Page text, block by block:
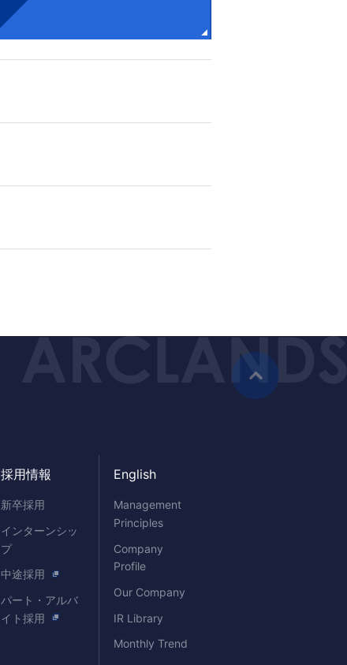
採用情報
新卒採用
インターンシッ
プ
中途採用
パート・アルバ
イト採用
English
Management
Principles
Company
Profile
Our Company
IR Library
Monthly Trend